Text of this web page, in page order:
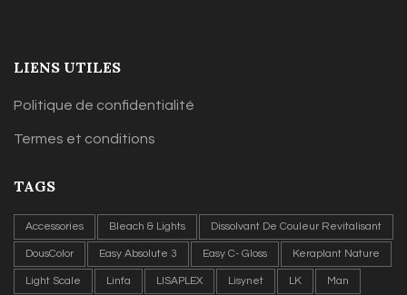
LIENS UTILES
Politique de confidentialité
Termes et conditions
TAGS
Accessories Bleach & Lights Dissolvant De Couleur Revitalisant
DousColor Easy Absolute 3 Easy C- Gloss Keraplant Nature
Light Scale Linfa LISAPLEX Lisynet LK Man